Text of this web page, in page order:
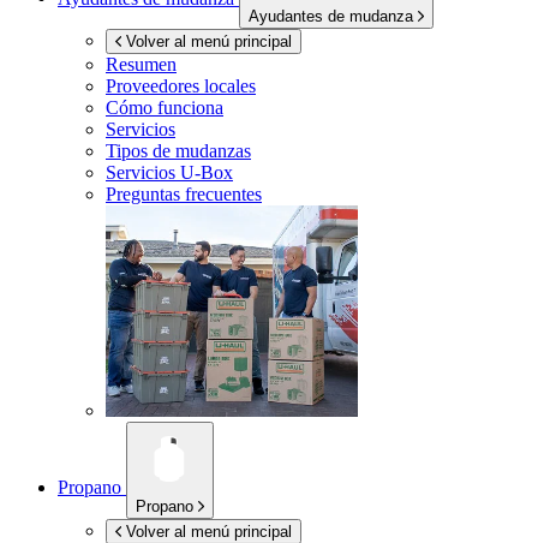
Ayudantes de mudanza
Volver al menú principal
Resumen
Proveedores locales
Cómo funciona
Servicios
Tipos de mudanzas
Servicios U-Box
Preguntas frecuentes
Propano
Propano
Volver al menú principal